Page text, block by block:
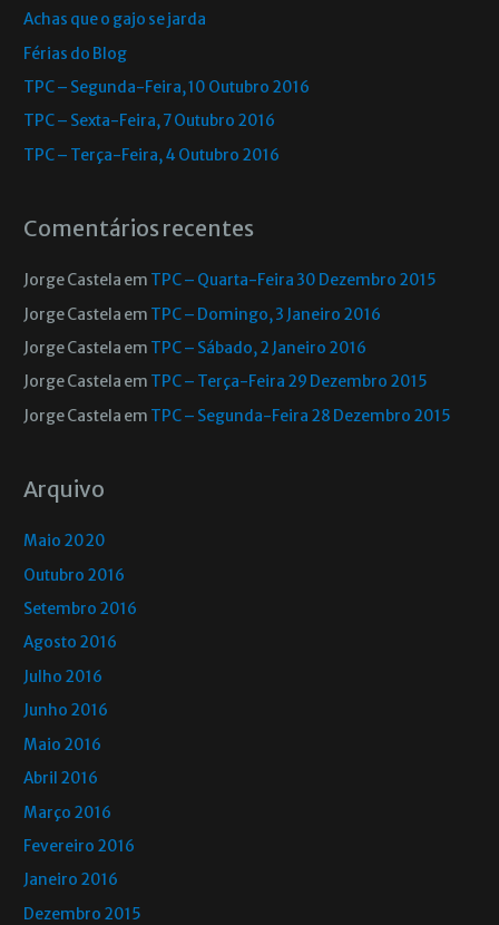
Achas que o gajo se jarda
Férias do Blog
TPC – Segunda-Feira, 10 Outubro 2016
TPC – Sexta-Feira, 7 Outubro 2016
TPC – Terça-Feira, 4 Outubro 2016
Comentários recentes
Jorge Castela em TPC – Quarta-Feira 30 Dezembro 2015
Jorge Castela em TPC – Domingo, 3 Janeiro 2016
Jorge Castela em TPC – Sábado, 2 Janeiro 2016
Jorge Castela em TPC – Terça-Feira 29 Dezembro 2015
Jorge Castela em TPC – Segunda-Feira 28 Dezembro 2015
Arquivo
Maio 2020
Outubro 2016
Setembro 2016
Agosto 2016
Julho 2016
Junho 2016
Maio 2016
Abril 2016
Março 2016
Fevereiro 2016
Janeiro 2016
Dezembro 2015